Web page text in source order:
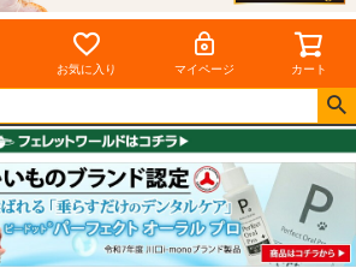
お気に入り マイページ カート